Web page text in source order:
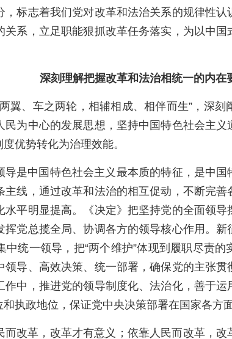
标志着我们党对改革和法治关系的规律性
系，立足职能狠抓改革任务落实，为以中
深刻理解把握改革和法治相统一的内在
翼、车之两轮，相辅相成、相伴而生”，深
为中心的发展思想，坚持中国特色社会主
优势转化为治理效能。
是中国特色社会主义最本质的特征，是中
线，通过改革和法治的相互促动，不断完
平明显提高。《决定》把坚持党的全面领
党总揽全局、协调各方的领导核心作用。
统一领导，把“两个维护”体现到履职尽责
导、高效决策、统一部署，确保党的主张贯
中，推进党的领导制度化、法治化，善于
执政地位，保证党中央决策部署在国家各方
改革，改革才有意义；依靠人民而改革，